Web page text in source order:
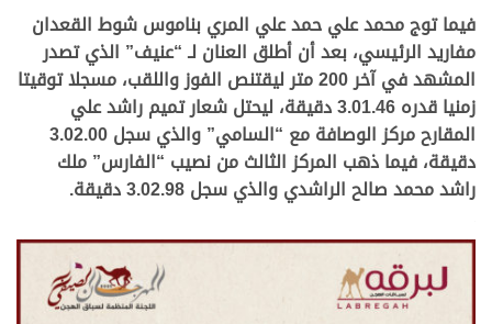
فيما توج محمد علي حمد علي المري بناموس شوط القعدان
مفاريد الرئيسي، بعد أن أطلق العنان لـ “عنيف” الذي تصدر
المشهد في آخر 200 متر ليقتنص الفوز واللقب، مسجلا توقيتا
زمنيا قدره 3.01.46 دقيقة، ليحتل شعار تميم راشد علي
المقارح مركز الوصافة مع “السامي” والذي سجل 3.02.00
دقيقة، فيما ذهب المركز الثالث من نصيب “الفارس” ملك
راشد محمد صالح الراشدي والذي سجل 3.02.98 دقيقة.